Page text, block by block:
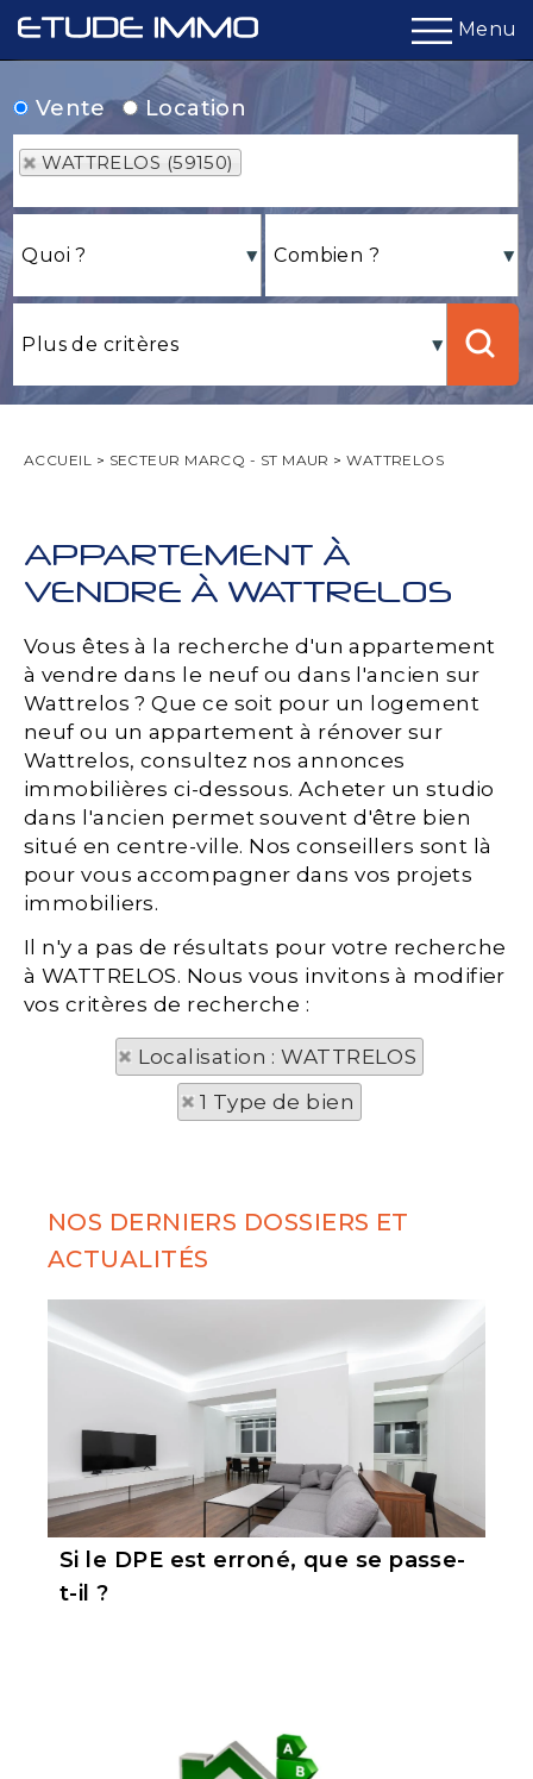
Menu
Vente Location
WATTRELOS (59150)
ACCUEIL > SECTEUR MARCQ - ST MAUR >WATTRELOS
APPARTEMENT À
VENDRE À WATTRELOS
Vous êtes à la recherche d'un appartement
à vendre dans le neuf ou dans l'ancien sur
Wattrelos ? Que ce soit pour un logement
neuf ou un appartement à rénover sur
Wattrelos, consultez nos annonces
immobilières ci-dessous. Acheter un studio
dans l'ancien permet souvent d'être bien
situé en centre-ville. Nos conseillers sont là
pour vous accompagner dans vos projets
immobiliers.
Il n'y a pas de résultats pour votre recherche
à WATTRELOS. Nous vous invitons à modifier
vos critères de recherche :
Localisation : WATTRELOS
1 Type de bien
NOS DERNIERS DOSSIERS ET
ACTUALITÉS
Si le DPE est erroné, que se passe-
t-il ?